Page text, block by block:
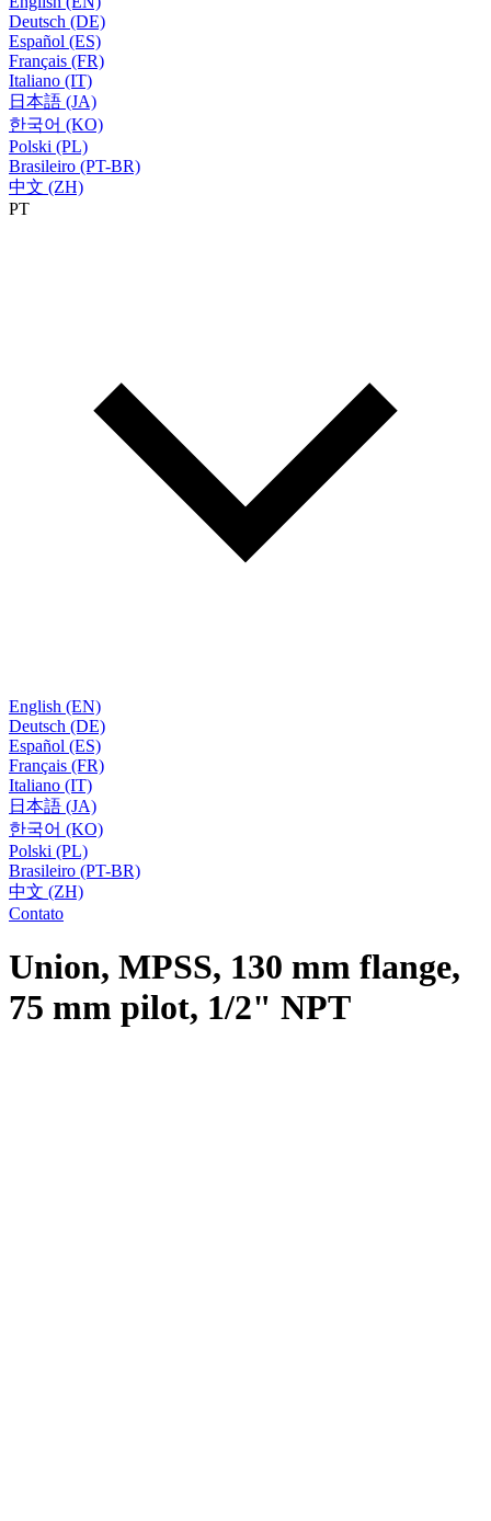
Deutsch (DE)
Español (ES)
Français (FR)
Italiano (IT)
日本語 (JA)
한국어 (KO)
Polski (PL)
Brasileiro (PT-BR)
中文 (ZH)
PT
English (EN)
Deutsch (DE)
Español (ES)
Français (FR)
Italiano (IT)
日本語 (JA)
한국어 (KO)
Polski (PL)
Brasileiro (PT-BR)
中文 (ZH)
Contato
Union, MPSS, 130 mm flange,
75 mm pilot, 1/2" NPT